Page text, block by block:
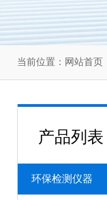
当前位置： 网站首页
产品列表
环保检测仪器